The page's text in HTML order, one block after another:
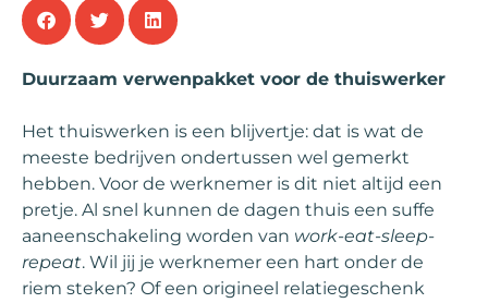
Duurzaam verwenpakket voor de thuiswerker
Het thuiswerken is een blijvertje: dat is wat de
meeste bedrijven ondertussen wel gemerkt
hebben. Voor de werknemer is dit niet altijd een
pretje. Al snel kunnen de dagen thuis een suffe
aaneenschakeling worden van work-eat-sleep-
repeat. Wil jij je werknemer een hart onder de
riem steken? Of een origineel relatiegeschenk